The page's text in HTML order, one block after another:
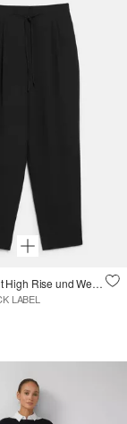
Jogpants mit High Rise und Weitenregulierung
LABEL